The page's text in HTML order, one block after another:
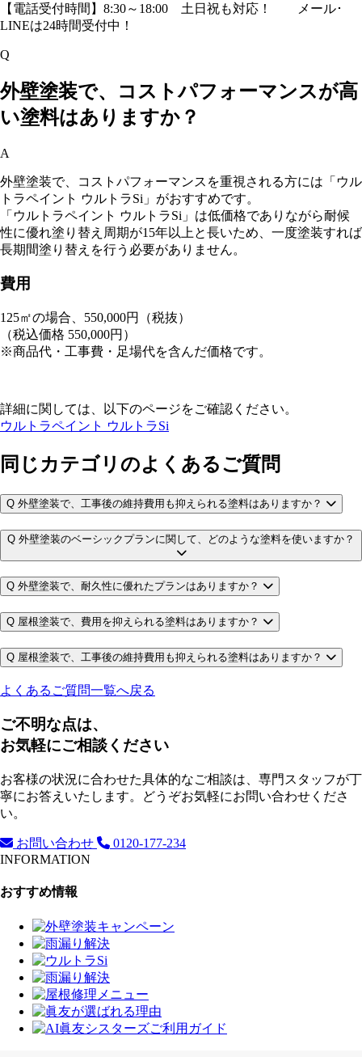
【電話受付時間】8:30～18:00 土日祝も対応！
メール･
LINEは24時間受付中！
Q
外壁塗装で、コストパフォーマンスが高
い塗料はありますか？
A
外壁塗装で、コストパフォーマンスを重視される方には「ウル
トラペイント ウルトラSi」がおすすめです。
「ウルトラペイント ウルトラSi」は低価格でありながら耐候
性に優れ塗り替え周期が15年以上と長いため、一度塗装すれば
長期間塗り替えを行う必要がありません。
費用
125㎡の場合、550,000円（税抜）
（税込価格 550,000円）
※商品代・工事費・足場代を含んだ価格です。
詳細に関しては、以下のページをご確認ください。
ウルトラペイント ウルトラSi
同じカテゴリのよくあるご質問
Q 外壁塗装で、工事後の維持費用も抑えられる塗料はありますか？
Q 外壁塗装のベーシックプランに関して、どのような塗料を使いますか？
Q 外壁塗装で、耐久性に優れたプランはありますか？
Q 屋根塗装で、費用を抑えられる塗料はありますか？
Q 屋根塗装で、工事後の維持費用も抑えられる塗料はありますか？
よくあるご質問一覧へ戻る
ご不明な点は、
お気軽にご相談ください
お客様の状況に合わせた具体的なご相談は、専門スタッフが丁
寧にお答えいたします。どうぞお気軽にお問い合わせくださ
い。
お問い合わせ
0120-177-234
INFORMATION
おすすめ情報